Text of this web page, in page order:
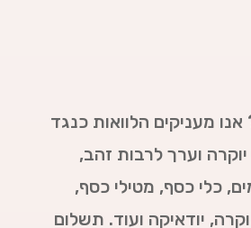
אנו מעניקים הלוואות כנגד
וערך לרבות זהב,
כלי כסף, מטילי כסף,
יודאיקה ועוד. תשלום